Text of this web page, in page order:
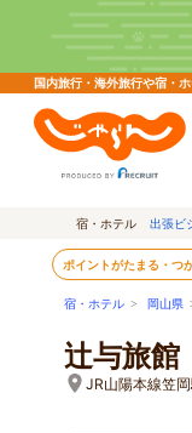
国内旅行・海外旅行や宿・
宿・ホテル 出張ビ
ポイントがたまる・つ
宿・ホテル > 岡山県
辻与旅館
JR山陽本線笠